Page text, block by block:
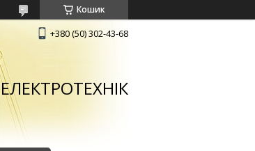
Кошик
+380 (50) 302-43-68
ЕЛЕКТРОТЕХНІК